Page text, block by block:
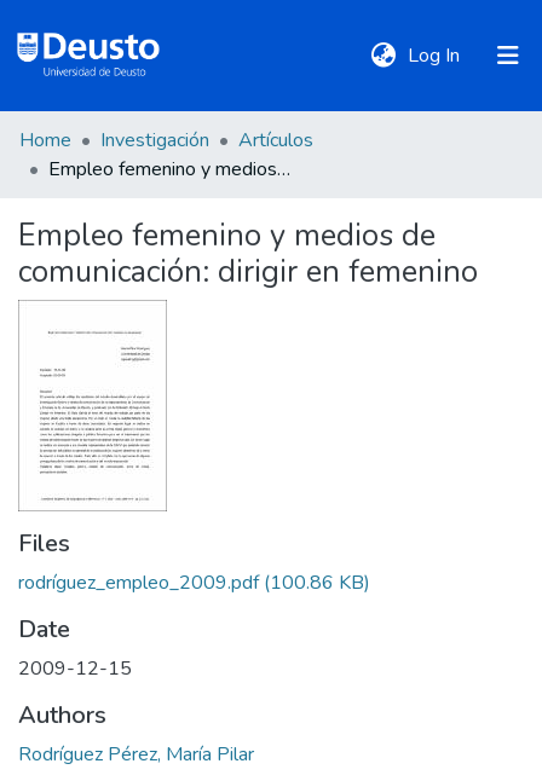
Log In (current)
DeustoTeka
Communities
&
Collections
All of DSpace
Statistics
Policies
Home Investigación
Artículos
Empleo femenino y medios de comunicación: dirigir en femenino
Empleo femenino y medios de
comunicación: dirigir en femenino
Files
rodríguez_empleo_2009.pdf(100.86 KB)
Date
2009-12-15
Authors
Rodríguez Pérez, María Pilar